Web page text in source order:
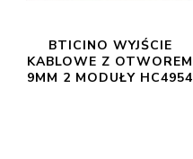
BTICINO WYJŚCIE
KABLOWE Z OTWOREM
9MM 2 MODUŁY HC4954